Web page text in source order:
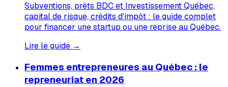
Subventions, prêts BDC et Investissement Québec,
capital de risque, crédits d'impôt : le guide complet
pour financer une startup ou une reprise au Québec.
Lire le guide →
Femmes entrepreneures au Québec : le
repreneuriat en 2026